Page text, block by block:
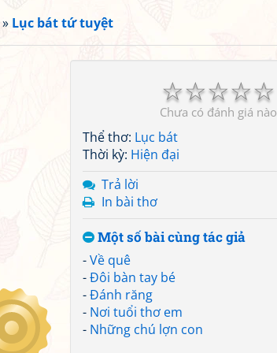
» Lục bát tứ tuyệt
☆
☆
☆
☆
☆
Chưa có đánh giá nào
Thể thơ: Lục bát
Thời kỳ: Hiện đại
Trả lời
In bài thơ
Một số bài cùng tác giả
-Về quê
-Đôi bàn tay bé
-Đánh răng
- Nơi tuổi thơ em
- Những chú lợn con